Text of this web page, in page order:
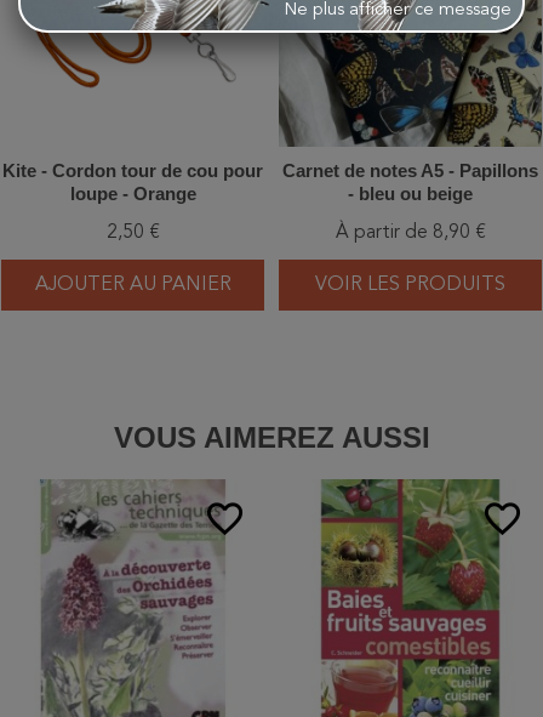
Kite - Cordon tour de cou pour
loupe - Orange
2,50 €
AJOUTER AU PANIER
Carnet de notes A5 - Papillons
- bleu ou beige
À partir de 8,90 €
VOIR LES PRODUITS
VOUS AIMEREZ AUSSI
favorite_border favorite_border
Ne plus afficher ce message